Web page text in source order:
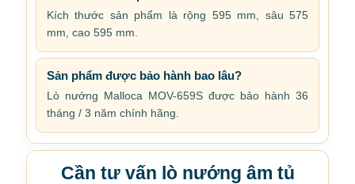
Kích thước sản phẩm là rộng 595 mm, sâu 575
mm, cao 595 mm.
Sản phẩm được bảo hành bao lâu?
Lò nướng Malloca MOV-659S được bảo hành 36
tháng / 3 năm chính hãng.
Cần tư vấn lò nướng âm tủ